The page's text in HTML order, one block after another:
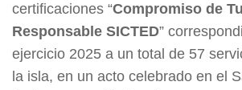
certificaciones “Compromiso de
Responsable SICTED”
ejercicio 2025 a un total de 57
la isla, en un acto celebrado en el